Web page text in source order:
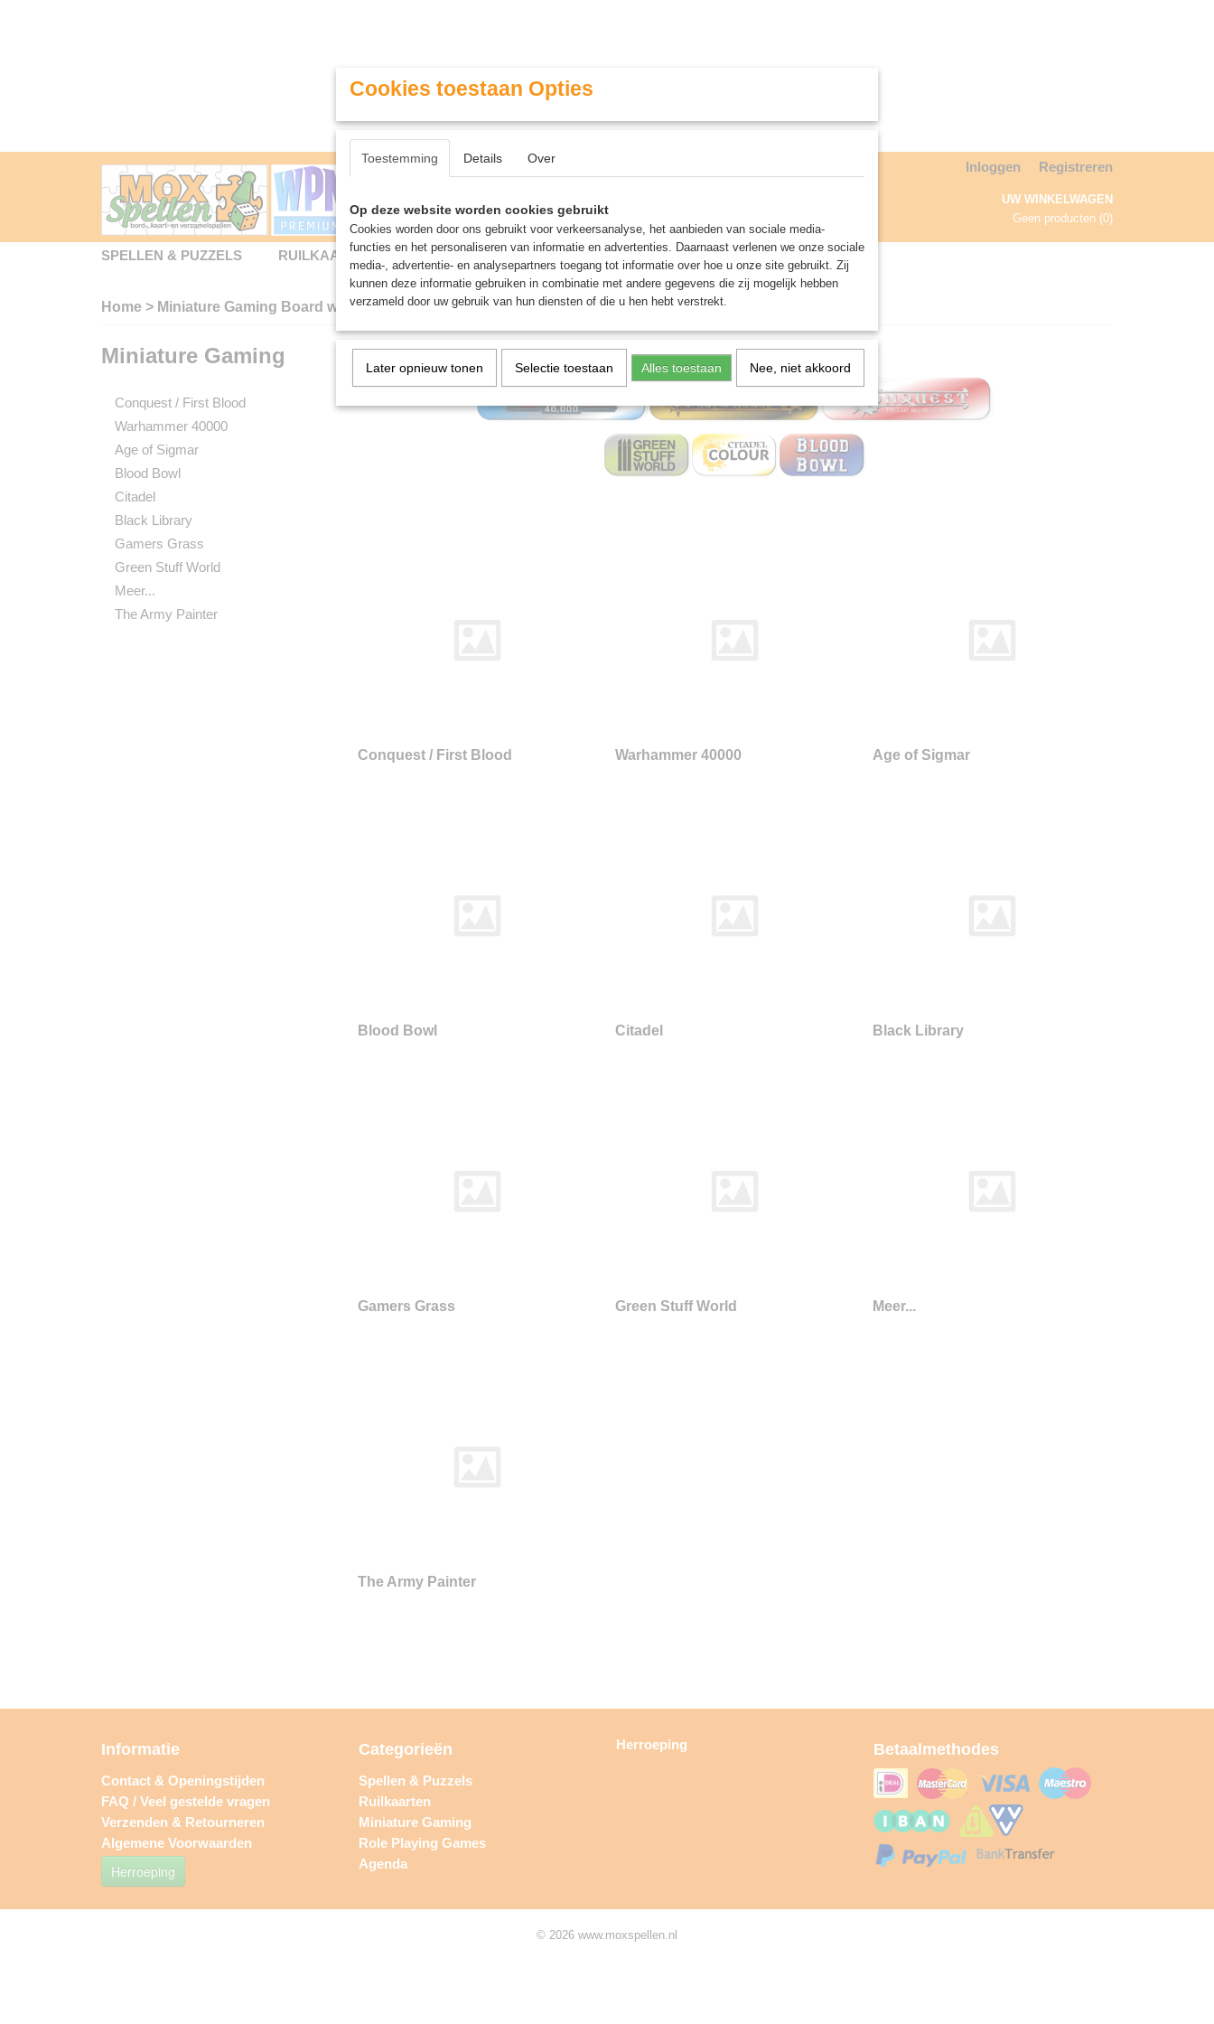
Contact & Openingstijden Inloggen Registreren
UW WINKELWAGEN
Geen producten (0)
SPELLEN & PUZZELS RUILKAARTEN MINIATURE GAMING ROLE PLAYING GAMES AGENDA
Home > Miniature Gaming Board wargames - Mox bordspellen
Miniature Gaming
Conquest / First Blood
Warhammer 40000
Age of Sigmar
Blood Bowl
Citadel
Black Library
Gamers Grass
Green Stuff World
Meer...
The Army Painter
Conquest / First Blood Warhammer 40000 Age of Sigmar
Blood Bowl Citadel Black Library
Gamers Grass Green Stuff World Meer...
The Army Painter
Informatie
Contact & Openingstijden
FAQ / Veel gestelde vragen
Verzenden & Retourneren
Algemene Voorwaarden
Herroeping
Categorieën
Spellen & Puzzels
Ruilkaarten
Miniature Gaming
Role Playing Games
Agenda
Herroeping Betaalmethodes
© 2026 www.moxspellen.nl
Cookies toestaan Opties
Toestemming Details Over
Op deze website worden cookies gebruikt
Cookies worden door ons gebruikt voor verkeersanalyse, het aanbieden van sociale media-
functies en het personaliseren van informatie en advertenties. Daarnaast verlenen we onze sociale
media-, advertentie- en analysepartners toegang tot informatie over hoe u onze site gebruikt. Zij
kunnen deze informatie gebruiken in combinatie met andere gegevens die zij mogelijk hebben
verzameld door uw gebruik van hun diensten of die u hen hebt verstrekt.
Later opnieuw tonen Selectie toestaan Alles toestaan Nee, niet akkoord